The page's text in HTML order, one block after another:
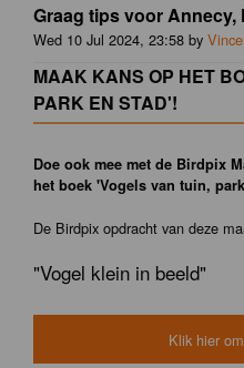
Graag tips voor Annecy,
Wed 10 Jul 2024, 23:58 by
MAAK KANS OP HET
PARK EN STAD'!
Doe ook mee met de Birdpix
het boek 'Vogels van tuin,
De Birdpix opdracht van deze
"Vogel klein in beeld"
Klik hier